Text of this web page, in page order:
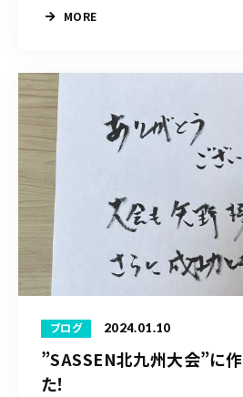
MORE
ブログ 2024.01.10
”SASSEN北九州大会”に
た！